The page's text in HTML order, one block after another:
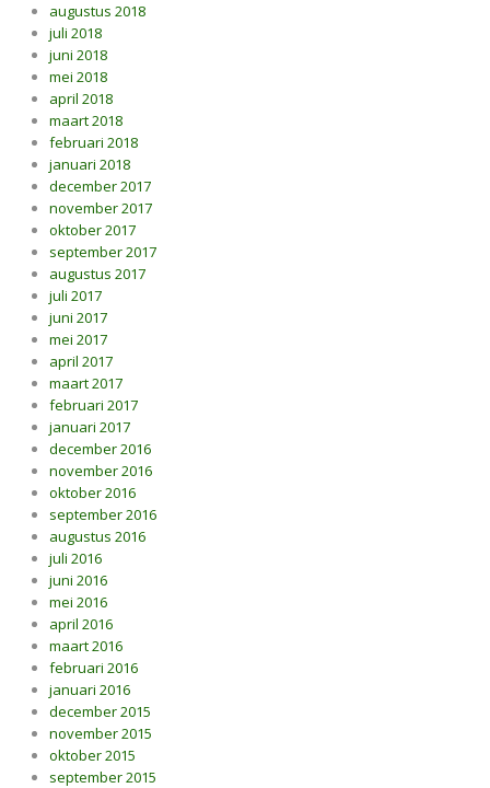
augustus 2018
juli 2018
juni 2018
mei 2018
april 2018
maart 2018
februari 2018
januari 2018
december 2017
november 2017
oktober 2017
september 2017
augustus 2017
juli 2017
juni 2017
mei 2017
april 2017
maart 2017
februari 2017
januari 2017
december 2016
november 2016
oktober 2016
september 2016
augustus 2016
juli 2016
juni 2016
mei 2016
april 2016
maart 2016
februari 2016
januari 2016
december 2015
november 2015
oktober 2015
september 2015